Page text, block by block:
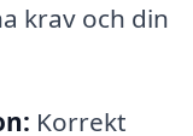
krav och din
Korrekt